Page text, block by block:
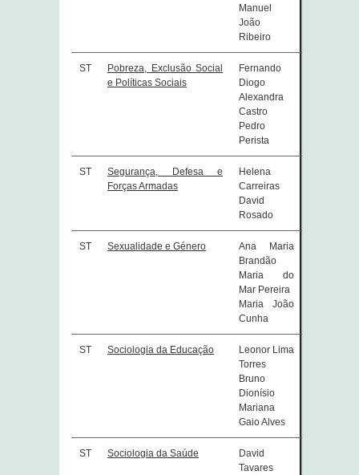
Manuel
João
Ribeiro
ST
Pobreza, Exclusão Social
e Políticas Sociais
Fernando
Diogo
Alexandra
Castro
Pedro
Perista
ST
Segurança, Defesa e
Forças Armadas
Helena
Carreiras
David
Rosado
ST Sexualidade e Género
Ana Maria
Brandão
Maria do
Mar Pereira
Maria João
Cunha
ST Sociologia da Educação
Leonor Lima
Torres
Bruno
Dionísio
Mariana
Gaio Alves
ST Sociologia da Saúde
David
Tavares